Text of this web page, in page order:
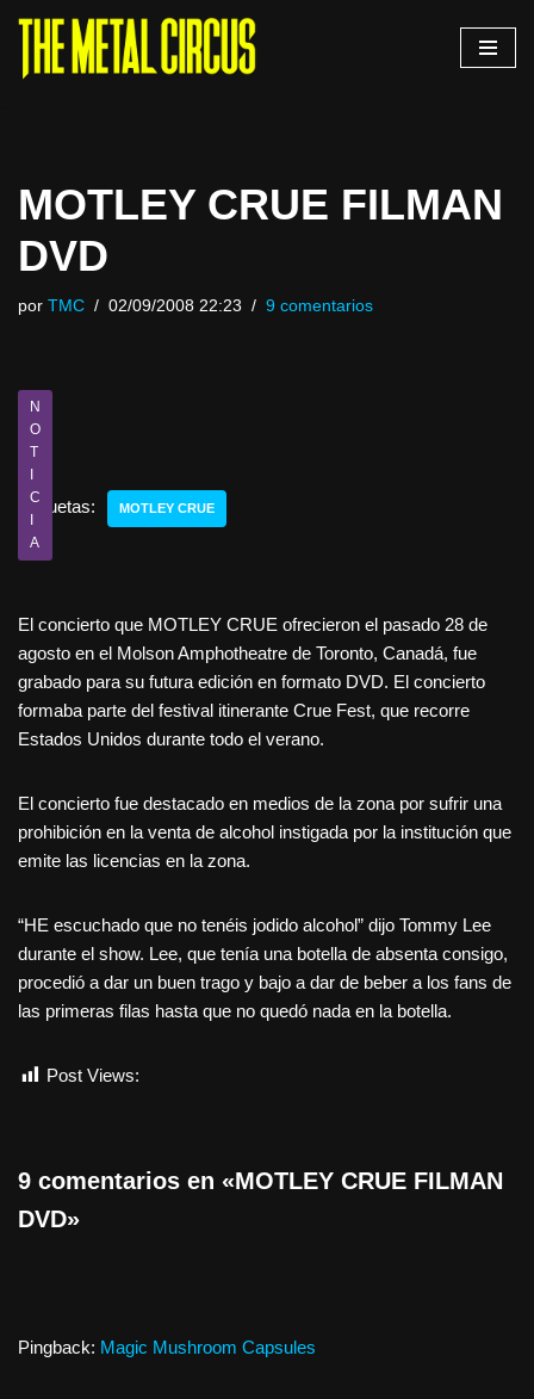
Saltar
MOTLEY CRUE FILMAN
DVD
por TMC 02/09/2008 22:23 9 comentarios
N
O
T
I
C
I
A
Etiquetas: MOTLEY CRUE
El concierto que MOTLEY CRUE ofrecieron el pasado 28 de
agosto en el Molson Amphotheatre de Toronto, Canadá, fue
grabado para su futura edición en formato DVD. El concierto
formaba parte del festival itinerante Crue Fest, que recorre
Estados Unidos durante todo el verano.
El concierto fue destacado en medios de la zona por sufrir una
prohibición en la venta de alcohol instigada por la institución que
emite las licencias en la zona.
“HE escuchado que no tenéis jodido alcohol” dijo Tommy Lee
durante el show. Lee, que tenía una botella de absenta consigo,
procedió a dar un buen trago y bajo a dar de beber a los fans de
las primeras filas hasta que no quedó nada en la botella.
Post Views:
9 comentarios en «MOTLEY CRUE FILMAN
DVD»
Pingback: Magic Mushroom Capsules